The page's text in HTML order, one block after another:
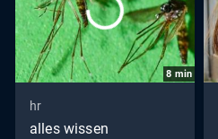
8 min
hr
alles wissen